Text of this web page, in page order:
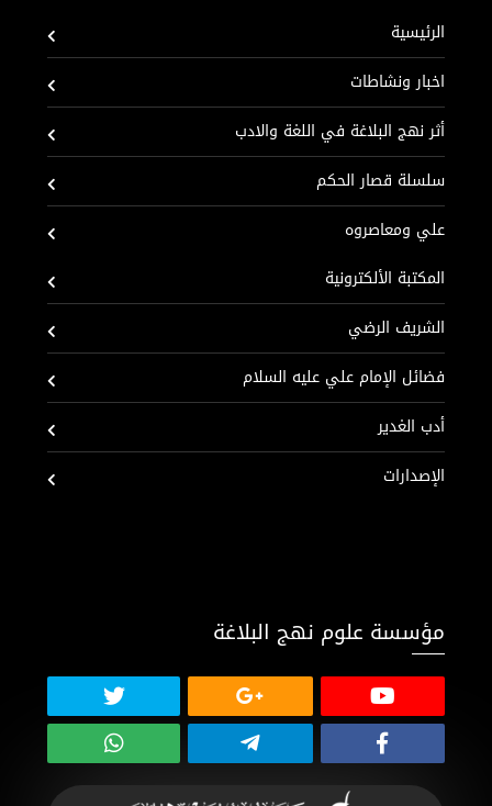
الرئيسية
اخبار ونشاطات
أثر نهج البلاغة في اللغة والادب
سلسلة قصار الحكم
علي ومعاصروه
المكتبة الألكترونية
الشريف الرضي
فضائل الإمام علي عليه السلام
أدب الغدير
الإصدارات
مؤسسة علوم نهج البلاغة